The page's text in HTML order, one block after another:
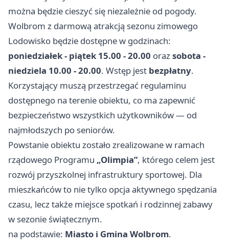
można będzie cieszyć się niezależnie od pogody.
Wolbrom z darmową atrakcją sezonu zimowego
Lodowisko będzie dostępne w godzinach:
poniedziałek - piątek 15.00 - 20.00 orazsobota -
niedziela 10.00 - 20.00. Wstęp jest bezpłatny.
Korzystający muszą przestrzegać regulaminu
dostępnego na terenie obiektu, co ma zapewnić
bezpieczeństwo wszystkich użytkowników — od
najmłodszych po seniorów.
Powstanie obiektu zostało zrealizowane w ramach
rządowego Programu „Olimpia”, którego celem jest
rozwój przyszkolnej infrastruktury sportowej. Dla
mieszkańców to nie tylko opcja aktywnego spędzania
czasu, lecz także miejsce spotkań i rodzinnej zabawy
w sezonie świątecznym.
na podstawie: Miasto i Gmina Wolbrom.